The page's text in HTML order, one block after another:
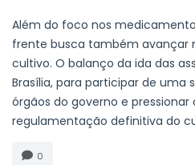
Além do foco nos
frente busca também avançar
cultivo. O balanço da ida das
Brasília, para participar de uma
órgãos do governo e
regulamentação definitiva do
0